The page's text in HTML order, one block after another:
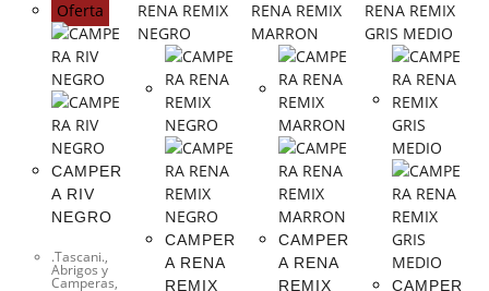
Oferta
CAMPER
A RIV
NEGRO
.Tascani.,
Abrigos y
Camperas,
CAMPER
A RENA
REMIX
CAMPER
A RENA
REMIX
CAMPER